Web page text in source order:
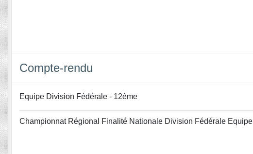
Compte-rendu
Equipe Division Fédérale - 12ème
Championnat Régional Finalité Nationale Division Fédérale Equipe